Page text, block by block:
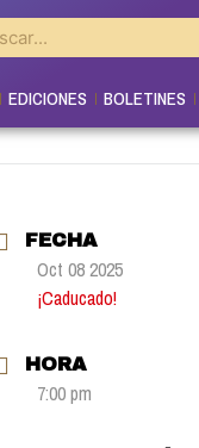
EDICIONES BOLETINES
FECHA
Oct 08 2025
¡Caducado!
HORA
7:00 pm